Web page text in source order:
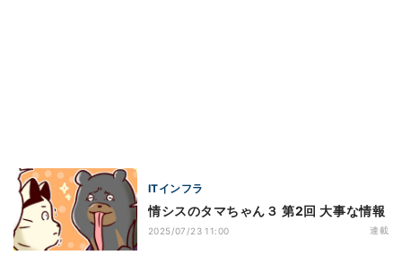
ITインフラ
情シスのタマちゃん３ 第2回 大事な情報
2025/07/23 11:00 連載